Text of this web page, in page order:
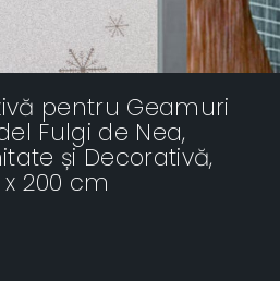
pentru Geamuri
Fulgi de Nea,
și Decorativă,
200 cm